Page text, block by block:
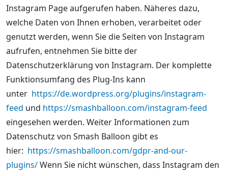
Instagram Page aufgerufen haben. Näheres dazu,
welche Daten von Ihnen erhoben, verarbeitet oder
genutzt werden, wenn Sie die Seiten von Instagram
aufrufen, entnehmen Sie bitte der
Datenschutzerklärung von Instagram. Der komplette
Funktionsumfang des Plug-Ins kann
unter https://de.wordpress.org/plugins/instagram-
feed und https://smashballoon.com/instagram-feed
eingesehen werden. Weiter Informationen zum
Datenschutz von Smash Balloon gibt es
hier: https://smashballoon.com/gdpr-and-our-
plugins/Wenn Sie nicht wünschen, dass Instagram den